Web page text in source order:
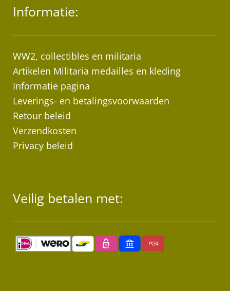
Informatie:
WW2, collectibles en militaria
Artikelen Militaria medailles en kleding
Informatie pagina
Leverings- en betalingsvoorwaarden
Retour beleid
Verzendkosten
Privacy beleid
Veilig betalen met: